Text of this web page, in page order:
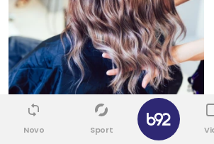
I TO ZA SAMO PAR MINUTA
Novo Sport
✕